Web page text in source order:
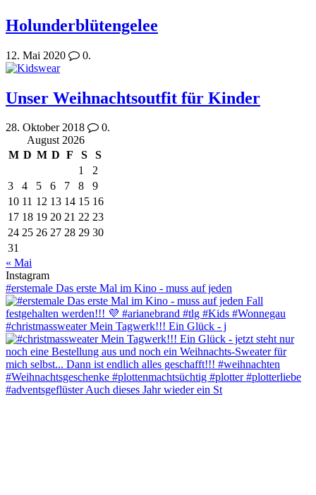
Holunderblütengelee
12. Mai 2020 0.
Unser Weihnachtsoutfit für Kinder
28. Oktober 2018
0.
August 2026
M D M D F S
S
1
2
3
4 5 6 7 8
9
10 11 12 13 14 15 16
17 18 19 20 21 22 23
24 25 26 27 28 29 30
31
« Mai
Instagram
#erstemale Das erste Mal im Kino - muss auf jeden
#christmassweater Mein Tagwerk!!! Ein Glück - j
#adventsgeflüster Auch dieses Jahr wieder ein St